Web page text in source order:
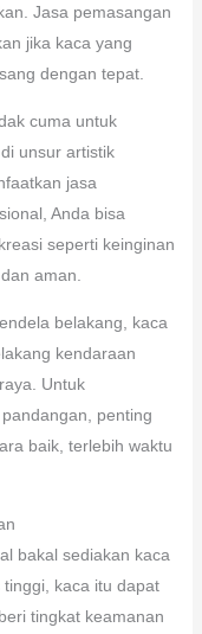
Jasa pemasangan
jika kaca yang
dengan tepat.
cuma untuk
unsur artistik
jasa
Anda bisa
seperti keinginan
aman.
belakang, kaca
kendaraan
Untuk
penting
baik, terlebih waktu
bakal sediakan kaca
kaca itu dapat
tingkat keamanan